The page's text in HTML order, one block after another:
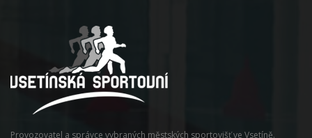
Provozovatel a správce vybraných městských sportovišť ve Vsetíně.